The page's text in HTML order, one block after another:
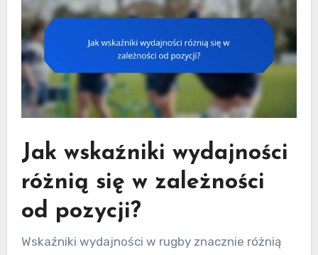
Jak wskaźniki wydajności
różnią się w zależności
od pozycji?
Wskaźniki wydajności w rugby znacznie różnią